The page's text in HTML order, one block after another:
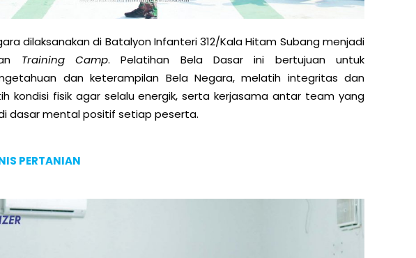
dilaksanakan di Batalyon Infanteri 312/Kala Hitam Subang menjadi
Training Camp. Pelatihan Bela Dasar ini bertujuan untuk
dan keterampilan Bela Negara, melatih integritas dan
kondisi fisik agar selalu energik, serta kerjasama antar team yang
dasar mental positif setiap peserta.
PERTANIAN